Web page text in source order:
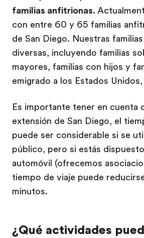
familias anfitrionas.
con entre 60 y 65 familias
de San Diego. Nuestras
diversas, incluyendo familias
mayores, familias con hijos y
emigrado a los Estados
Es importante tener en cuenta
extensión de San Diego, el
puede ser considerable si se
público, pero si estás
automóvil (ofrecemos
tiempo de viaje puede
minutos.
¿Qué actividades